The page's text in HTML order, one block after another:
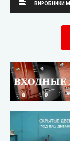
Arma (Арма)
STRAJ (Страж)
Qdoors (Кью
ВИРОБНИКИ
Neman (Неман)
New Style
Оміс
KORFAD
Korfad Express